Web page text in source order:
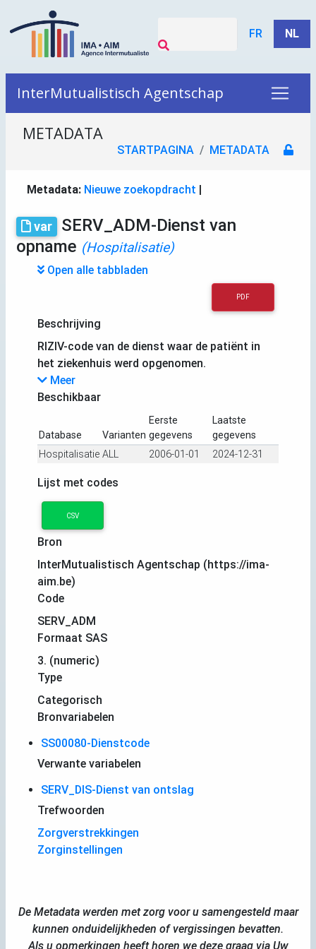
FR NL
InterMutualistisch Agentschap
METADATA
STARTPAGINA METADATA
Metadata: Nieuwe zoekopdracht |
var
SERV_ADM-Dienst van
opname (Hospitalisatie)
Open alle tabbladen
PDF
Beschrijving
RIZIV-code van de dienst waar de patiënt in
het ziekenhuis werd opgenomen.
Meer
Beschikbaar
Database Varianten
Eerste
gegevens
Laatste
gegevens
Hospitalisatie ALL 2006-01-01 2024-12-31
Lijst met codes
CSV
Bron
InterMutualistisch Agentschap (https://ima-
aim.be)
Code
SERV_ADM
Formaat SAS
3. (numeric)
Type
Categorisch
Bronvariabelen
SS00080-Dienstcode
Verwante variabelen
SERV_DIS-Dienst van ontslag
Trefwoorden
Zorgverstrekkingen
Zorginstellingen
De Metadata werden met zorg voor u samengesteld maar
kunnen onduidelijkheden of vergissingen bevatten.
Als u opmerkingen heeft horen we deze graag via Uw